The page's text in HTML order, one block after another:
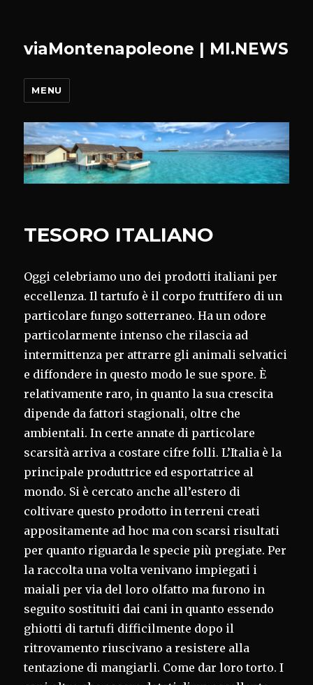
viaMontenapoleone | MI.NEWS
MENU
TESORO ITALIANO
Oggi celebriamo uno dei prodotti italiani per
eccellenza. Il tartufo è il corpo fruttifero di un
particolare fungo sotterraneo. Ha un odore
particolarmente intenso che rilascia ad
intermittenza per attrarre gli animali selvatici
e diffondere in questo modo le sue spore. È
relativamente raro, in quanto la sua crescita
dipende da fattori stagionali, oltre che
ambientali. In certe annate di particolare
scarsità arriva a costare cifre folli. L’Italia è la
principale produttrice ed esportatrice al
mondo. Si è cercato anche all’estero di
coltivare questo prodotto in terreni creati
appositamente ad hoc ma con scarsi risultati
per quanto riguarda le specie più pregiate. Per
la raccolta una volta venivano impiegati i
maiali per via del loro olfatto ma furono in
seguito sostituiti dai cani in quanto essendo
ghiotti di tartufi difficilmente dopo il
ritrovamento riuscivano a resistere alla
tentazione di mangiarli. Come dar loro torto. I